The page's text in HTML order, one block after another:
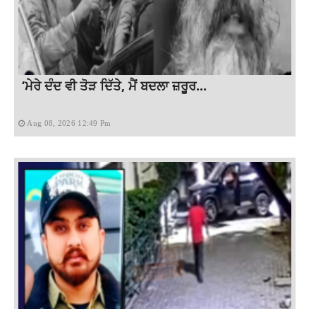
‘ਮੇਰੇ ਦੰਦ ਵੀ ਤੋੜ ਦਿੱਤੇ, ਮੈਂ ਬਦਲਾ ਜ਼ਰੂਰ...
Aug 08, 2026 12:49 Pm